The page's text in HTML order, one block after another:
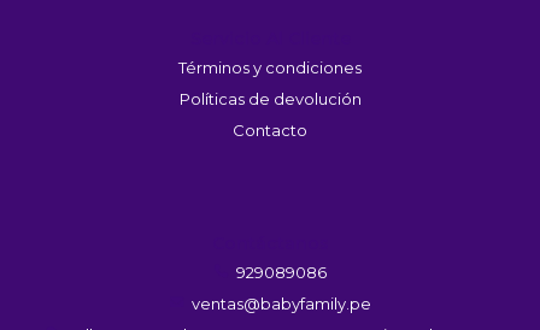
Términos y condiciones
Políticas de devolución
Contacto
929089086
ventas@babyfamily.pe